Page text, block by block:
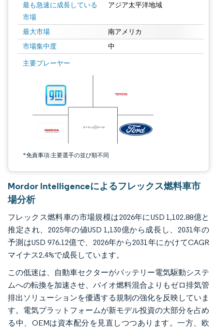
最も急速に成長している
市場
アジア太平洋地域
最大市場 南アメリカ
市場集中度 中
主要プレーヤー
*免責事項:主要選手の並び順不同
画像 © Mordor Intelligence。再利用にはCC BY 4.0の表示が必要です。
Mordor Intelligenceによるフレックス燃料車市
場分析
フレックス燃料車の市場規模は2026年にUSD 1,102.88億と
推定され、2025年の値USD 1,130億から成長し、2031年の
予測はUSD 976.12億で、2026年から2031年にかけてCAGR
マイナス2.4%で成長しています。
この低迷は、自動車セクターがバッテリー電気駆動システ
ムへの転換を加速させ、バイオ燃料混合よりもゼロ排気管
排出ソリューションを優遇する規制の強化を反映していま
す。電気プラットフォームが新モデル投資の大部分を占め
る中、OEMは資本配分を見直しつつあります。一方、欧